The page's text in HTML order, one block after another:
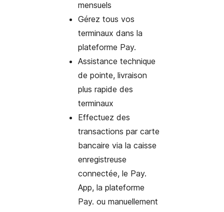
mensuels
Gérez tous vos
terminaux dans la
plateforme Pay.
Assistance technique
de pointe, livraison
plus rapide des
terminaux
Effectuez des
transactions par carte
bancaire via la caisse
enregistreuse
connectée, le Pay.
App, la plateforme
Pay. ou manuellement